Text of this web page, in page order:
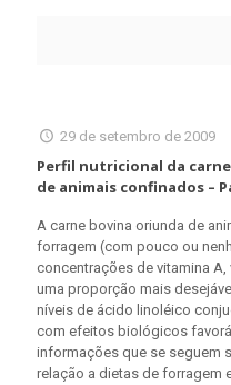
29 de setembro de 2009
Perfil nutricional da
de animais confinados –
A carne bovina oriunda de
forragem (com pouco ou
concentrações de vitamina A,
uma proporção mais
níveis de ácido linoléico
com efeitos biológicos
informações que se seguem
relação a dietas de forragem